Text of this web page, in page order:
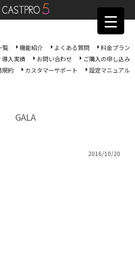
覧 機能紹介 よくある質問
料金プラン
導入実績 お問い合わせ
ご購入の申し込み
規約
カスタマーサポート 設定マニュアル
GALA
2016/10/20